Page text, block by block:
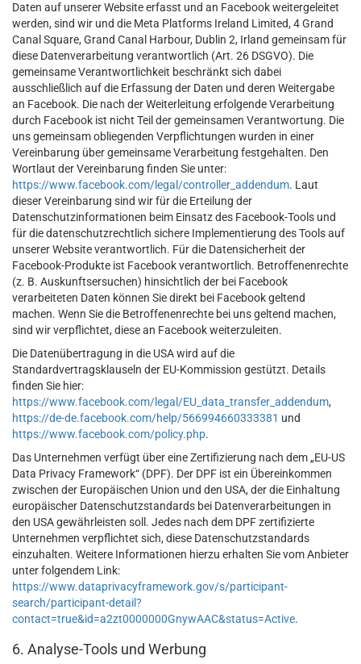
Daten auf unserer Website erfasst und an Facebook weitergeleitet
werden, sind wir und die Meta Platforms Ireland Limited, 4 Grand
Canal Square, Grand Canal Harbour, Dublin 2, Irland gemeinsam für
diese Datenverarbeitung verantwortlich (Art. 26 DSGVO). Die
gemeinsame Verantwortlichkeit beschränkt sich dabei
ausschließlich auf die Erfassung der Daten und deren Weitergabe
an Facebook. Die nach der Weiterleitung erfolgende Verarbeitung
durch Facebook ist nicht Teil der gemeinsamen Verantwortung. Die
uns gemeinsam obliegenden Verpflichtungen wurden in einer
Vereinbarung über gemeinsame Verarbeitung festgehalten. Den
Wortlaut der Vereinbarung finden Sie unter:
https://www.facebook.com/legal/controller_addendum. Laut
dieser Vereinbarung sind wir für die Erteilung der
Datenschutzinformationen beim Einsatz des Facebook-Tools und
für die datenschutzrechtlich sichere Implementierung des Tools auf
unserer Website verantwortlich. Für die Datensicherheit der
Facebook-Produkte ist Facebook verantwortlich. Betroffenenrechte
(z. B. Auskunftsersuchen) hinsichtlich der bei Facebook
verarbeiteten Daten können Sie direkt bei Facebook geltend
machen. Wenn Sie die Betroffenenrechte bei uns geltend machen,
sind wir verpflichtet, diese an Facebook weiterzuleiten.
Die Datenübertragung in die USA wird auf die
Standardvertragsklauseln der EU-Kommission gestützt. Details
finden Sie hier:
https://www.facebook.com/legal/EU_data_transfer_addendum,
https://de-de.facebook.com/help/566994660333381 und
https://www.facebook.com/policy.php.
Das Unternehmen verfügt über eine Zertifizierung nach dem „EU-US
Data Privacy Framework“ (DPF). Der DPF ist ein Übereinkommen
zwischen der Europäischen Union und den USA, der die Einhaltung
europäischer Datenschutzstandards bei Datenverarbeitungen in
den USA gewährleisten soll. Jedes nach dem DPF zertifizierte
Unternehmen verpflichtet sich, diese Datenschutzstandards
einzuhalten. Weitere Informationen hierzu erhalten Sie vom Anbieter
unter folgendem Link:
https://www.dataprivacyframework.gov/s/participant-
search/participant-detail?
contact=true&id=a2zt0000000GnywAAC&status=Active.
6. Analyse-Tools und Werbung